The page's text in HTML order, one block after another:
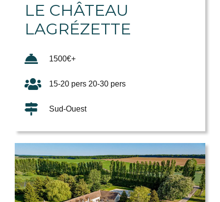
LE CHÂTEAU
LAGRÉZETTE
1500€+
15-20 pers 20-30 pers
Sud-Ouest